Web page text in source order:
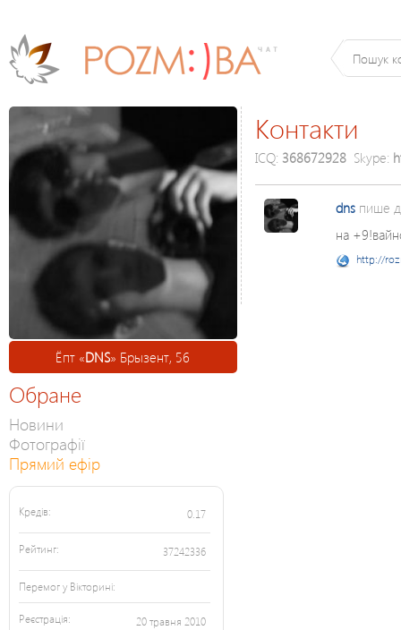
Ёпт «DNS» Брызент, 56
Обране
Новини
Фотографії
Прямий ефір
Кредів: 0.17
Рейтинг: 37242336
Перемог у Вікторині:
Реєстрація: 20 травня 2010
Контакти
ICQ: 368672928 Skype:
dns пише
на
http://